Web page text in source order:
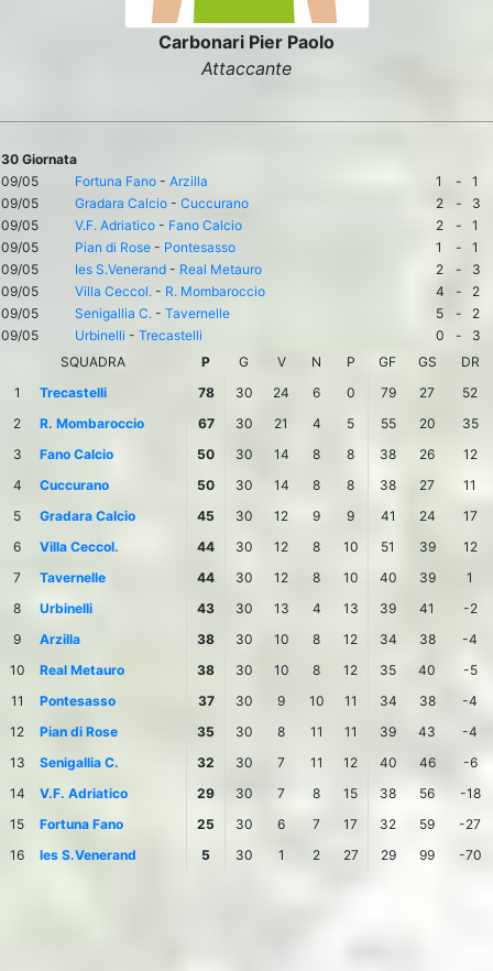
Carbonari Pier Paolo
Attaccante
30 Giornata
09/05
Fortuna Fano - Arzilla 1 -
1
09/05
Gradara Calcio - Cuccurano 2 -
3
09/05
V.F. Adriatico - Fano Calcio 2 -
1
09/05
Pian di Rose - Pontesasso 1 -
1
09/05
Ies S.Venerand - Real Metauro 2 -
3
09/05
Villa Ceccol. - R. Mombaroccio 4 -
2
09/05
Senigallia C. - Tavernelle 5 -
2
09/05
Urbinelli - Trecastelli 0 -
3
SQUADRA
P G V N P GF GS
DR
1
Trecastelli 78 30 24 6 0 79 27
52
2
R. Mombaroccio 67 30 21 4 5 55 20
35
3
Fano Calcio 50 30 14 8 8 38 26
12
4
Cuccurano 50 30 14 8 8 38 27
11
5
Gradara Calcio 45 30 12 9 9 41 24
17
6
Villa Ceccol. 44 30 12 8 10 51 39
12
7
Tavernelle 44 30 12 8 10 40 39
1
8
Urbinelli 43 30 13 4 13 39 41
-2
9
Arzilla 38 30 10 8 12 34 38
-4
10
Real Metauro 38 30 10 8 12 35 40
-5
11
Pontesasso 37 30 9 10 11 34 38
-4
12
Pian di Rose 35 30 8 11 11 39 43
-4
13
Senigallia C. 32 30 7 11 12 40 46
-6
14
V.F. Adriatico 29 30 7 8 15 38 56
-18
15
Fortuna Fano 25 30 6 7 17 32 59
-27
16
Ies S.Venerand 5 30 1 2 27 29 99 -70